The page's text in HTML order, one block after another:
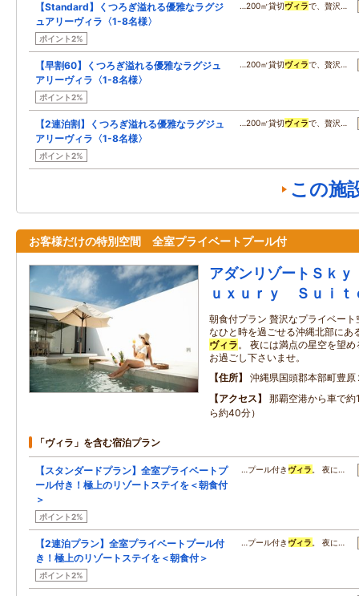
【Standard】くつろぎ溢れる優雅なラグジ
ュアリーヴィラ〈1-8名様〉
ポイント2%
…200㎡貸切ヴィラで、贅沢…
【早割60】くつろぎ溢れる優雅なラグジュ
アリーヴィラ〈1-8名様〉
ポイント2%
…200㎡貸切ヴィラで、贅沢…
【2連泊割】くつろぎ溢れる優雅なラグジュ
アリーヴィラ〈1-8名様〉
ポイント2%
…200㎡貸切ヴィラで、贅沢…
この施
お客様だけの特別空間 全室プライベートプール付
アダンリゾートＳｋ
ｕｘｕｒｙ Ｓｕｉｔ
朝食付プラン 贅沢なプライベー
なひと時を過ごせる沖縄北部にあ
ヴィラ。 夜には満点の星空を望
お過ごし下さいませ。
住所
沖縄県国頭郡本部町豊原
アクセス
那覇空港から車で
ら約40分）
「ヴィラ」を含む宿泊プラン
【スタンダードプラン】全室プライベートプ
ール付き！極上のリゾートステイを＜朝食付
＞
ポイント2%
…プール付き ヴィラ 。 夜に…
【2連泊プラン】全室プライベートプール付
き！極上のリゾートステイを＜朝食付＞
ポイント2%
…プール付き ヴィラ 。 夜に…